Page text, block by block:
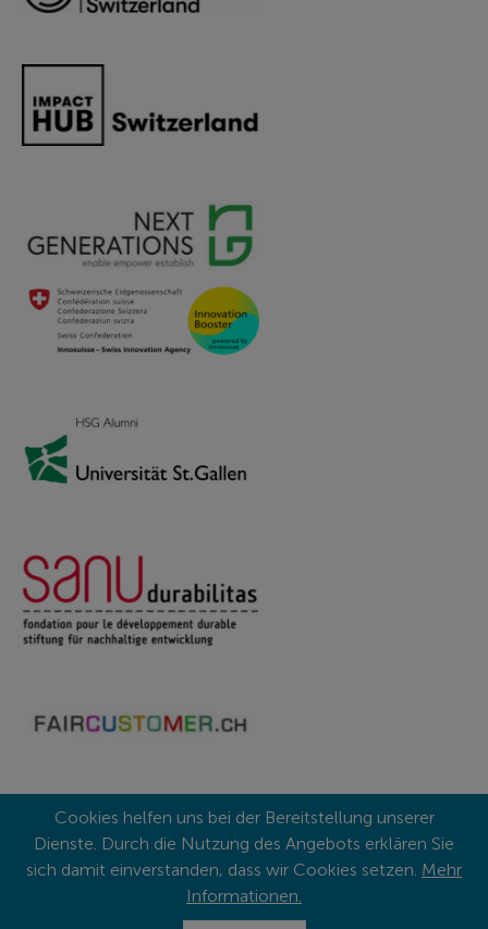
Copyright © 2026
Impressum
Datenschutz
Cookies helfen uns bei der Bereitstellung unserer
Dienste. Durch die Nutzung des Angebots erklären Sie
sich damit einverstanden, dass wir Cookies setzen. Mehr
Informationen.